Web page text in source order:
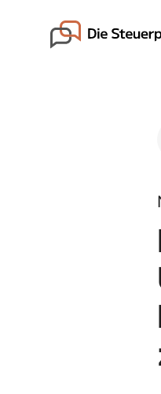
Go to landing